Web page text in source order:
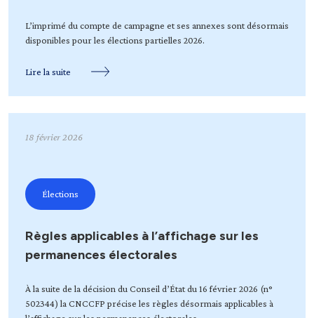
L’imprimé du compte de campagne et ses annexes sont désormais
disponibles pour les élections partielles 2026.
Lire la suite
18 février 2026
Élections
Règles applicables à l’affichage sur les
permanences électorales
À la suite de la décision du Conseil d’État du 16 février 2026 (n°
502344) la CNCCFP précise les règles désormais applicables à